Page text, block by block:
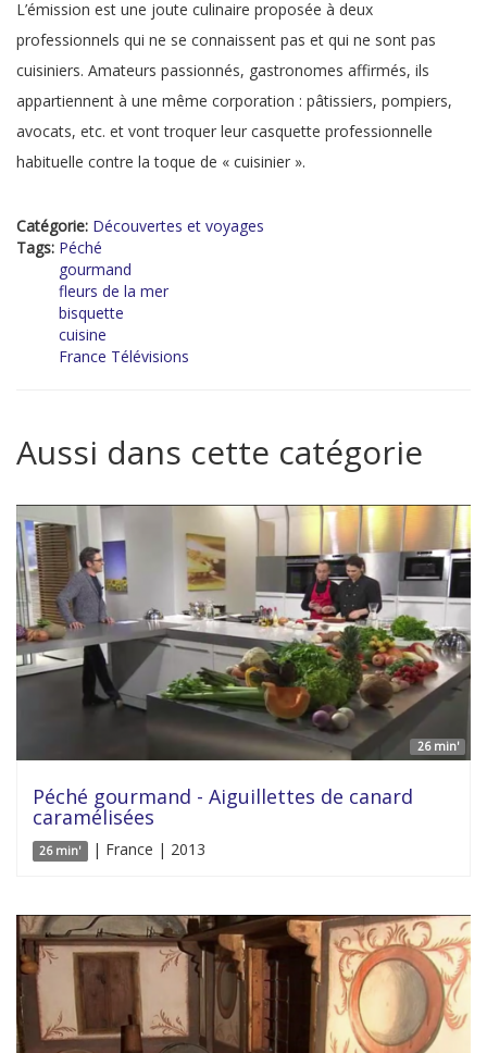
L’émission est une joute culinaire proposée à deux
professionnels qui ne se connaissent pas et qui ne sont pas
cuisiniers. Amateurs passionnés, gastronomes affirmés, ils
appartiennent à une même corporation : pâtissiers, pompiers,
avocats, etc. et vont troquer leur casquette professionnelle
habituelle contre la toque de « cuisinier ».
Catégorie: Découvertes et voyages
Tags: Péché
gourmand
fleurs de la mer
bisquette
cuisine
France Télévisions
Aussi dans cette catégorie
26 min'
Péché gourmand - Aiguillettes de canard
caramélisées
26 min' | France | 2013